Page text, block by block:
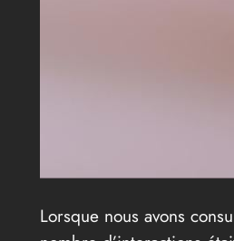
Lorsque nous avons